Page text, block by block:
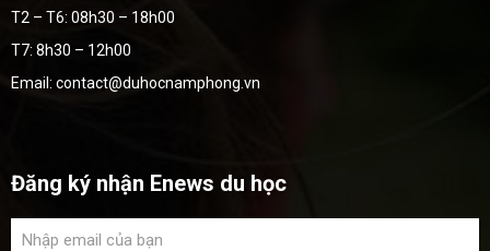
T2 – T6: 08h30 – 18h00
T7: 8h30 – 12h00
Email: contact@duhocnamphong.vn
Đăng ký nhận Enews du học